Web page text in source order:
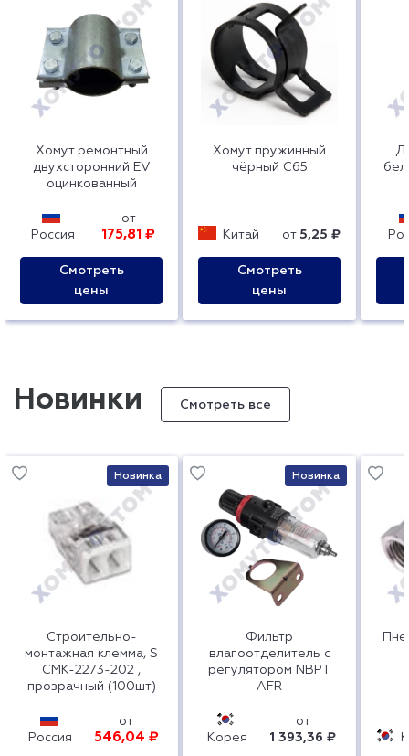
Хомут ремонтный
двухсторонний EV
оцинкованный
Россия
от
175,81 ₽
Смотреть
цены
Хомут пружинный
чёрный C65
Китай от 5,25 ₽
Смотреть
цены
Новинки Смотреть все
Новинка
Строительно-
монтажная клемма, S
СМК-2273-202 ,
прозрачный (100шт)
Россия
от
546,04 ₽
Новинка
Фильтр
влагоотделитель с
регулятором NBPT
AFR
Корея
от
1 393,36 ₽